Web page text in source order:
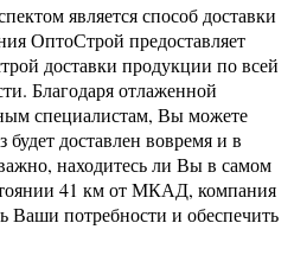
является способ доставки
ОптоСтрой предоставляет
доставки продукции по всей
Благодаря отлаженной
специалистам, Вы можете
доставлен вовремя и в
находитесь ли Вы в самом
41 км от МКАД, компания
Ваши потребности и обеспечить